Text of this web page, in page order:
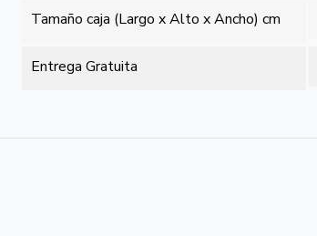
Tamaño caja (Largo x Alto x Ancho) cm
Entrega Gratuita